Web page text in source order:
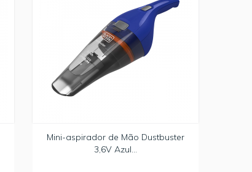
Mini-aspirador de Mão Dustbuster
3,6V Azul...